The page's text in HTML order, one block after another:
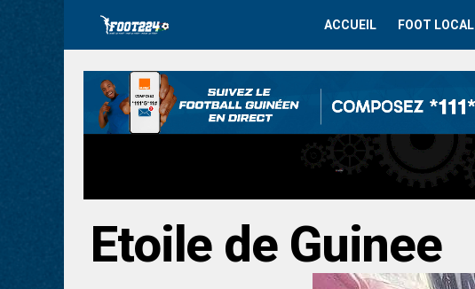
ACCUEIL FOOT LOCAL
Etoile de Guinee